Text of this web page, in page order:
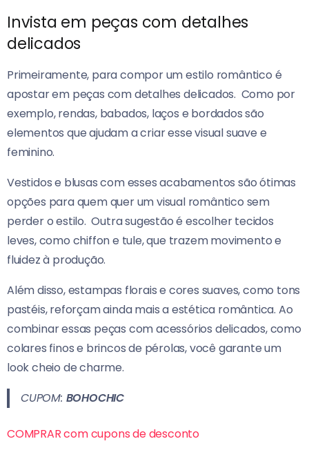
Invista em peças com detalhes
delicados
Primeiramente, para compor um estilo romântico é
apostar em peças com detalhes delicados. Como por
exemplo, rendas, babados, laços e bordados são
elementos que ajudam a criar esse visual suave e
feminino.
Vestidos e blusas com esses acabamentos são ótimas
opções para quem quer um visual romântico sem
perder o estilo.Outra sugestão é escolher tecidos
leves, como chiffon e tule, que trazem movimento e
fluidez à produção.
Além disso, estampas florais e cores suaves, como tons
pastéis, reforçam ainda mais a estética romântica. Ao
combinar essas peças com acessórios delicados, como
colares finos e brincos de pérolas, você garante um
look cheio de charme.
CUPOM: BOHOCHIC
COMPRAR com cupons de desconto